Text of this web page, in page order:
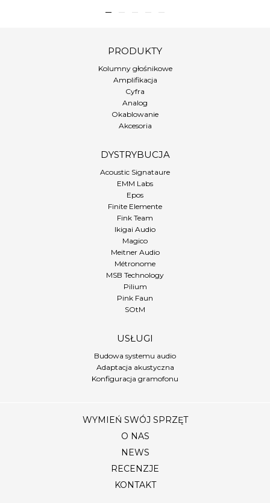
PRODUKTY
Kolumny głośnikowe
Amplifikacja
Cyfra
Analog
Okablowanie
Akcesoria
DYSTRYBUCJA
Acoustic Signataure
EMM Labs
Epos
Finite Elemente
Fink Team
Ikigai Audio
Magico
Meitner Audio
Métronome
MSB Technology
Pilium
Pink Faun
SOtM
USŁUGI
Budowa systemu audio
Adaptacja akustyczna
Konfiguracja gramofonu
WYMIEŃ SWÓJ SPRZĘT
O NAS
NEWS
RECENZJE
KONTAKT